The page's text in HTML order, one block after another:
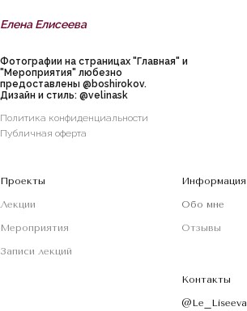
Елена Елисеева
Фотографии на страницах "Главная" и
"Мероприятия" любезно
предоставлены @boshirokov.
Дизайн и стиль: @velinask
Политика конфиденциальности
Публичная оферта
Проекты
Лекции
Мероприятия
Записи лекций
Информация
Обо мне
Отзывы
Контакты
@Le_Liseeva